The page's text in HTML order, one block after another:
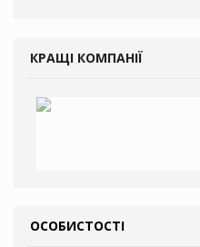
КРАЩІ КОМПАНІЇ
ОСОБИСТОСТІ